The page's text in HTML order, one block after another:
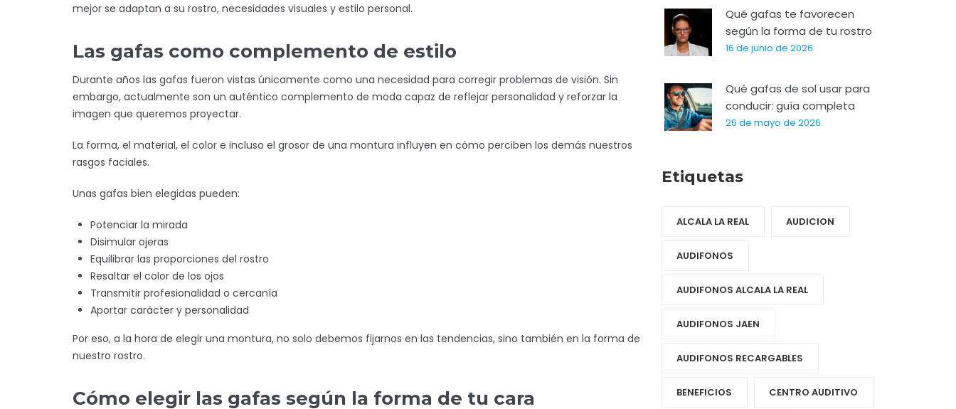
mejor se adaptan a su rostro, necesidades visuales y estilo personal.
Las gafas como complemento de estilo
Durante años las gafas fueron vistas únicamente como una necesidad para corregir problemas de visión. Sin
embargo, actualmente son un auténtico complemento de moda capaz de reflejar personalidad y reforzar la
imagen que queremos proyectar.
La forma, el material, el color e incluso el grosor de una montura influyen en cómo perciben los demás nuestros
rasgos faciales.
Unas gafas bien elegidas pueden:
Potenciar la mirada
Disimular ojeras
Equilibrar las proporciones del rostro
Resaltar el color de los ojos
Transmitir profesionalidad o cercanía
Aportar carácter y personalidad
Por eso, a la hora de elegir una montura, no solo debemos fijarnos en las tendencias, sino también en la forma de
nuestro rostro.
Cómo elegir las gafas según la forma de tu cara
Qué gafas te favorecen
según la forma de tu rostro
16 de junio de 2026
Qué gafas de sol usar para
conducir: guía completa
26 de mayo de 2026
Etiquetas
ALCALA LA REAL AUDICION
AUDIFONOS
AUDIFONOS ALCALA LA REAL
AUDIFONOS JAEN
AUDIFONOS RECARGABLES
BENEFICIOS CENTRO AUDITIVO